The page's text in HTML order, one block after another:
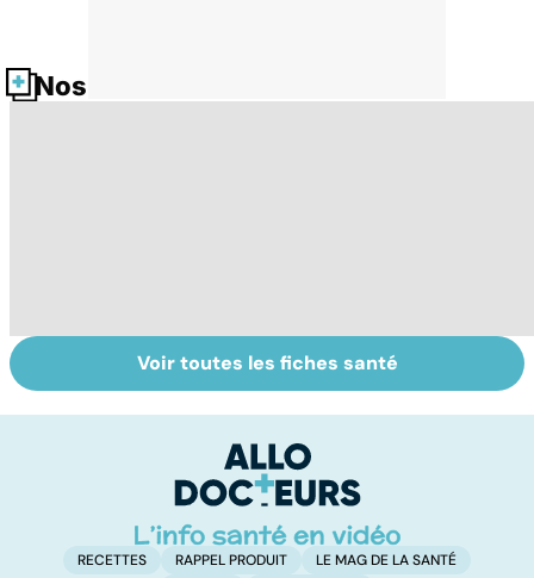
Nos fiches santé
La méningite : à
traiter en
Tout savoir sur
les infections
Voir toutes les fiches santé
RECETTES RAPPEL PRODUIT
LE MAG DE LA SANTÉ